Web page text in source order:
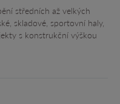
středních až velkých
skladové, sportovní haly,
s konstrukční výškou